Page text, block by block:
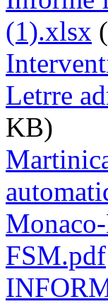
(1).xlsx
Letrre
KB)
FSM.pdf